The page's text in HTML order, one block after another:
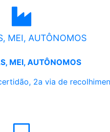
MEI, AUTÔNOMOS
MEI, AUTÔNOMOS
2a via de